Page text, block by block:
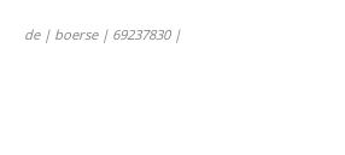
de | boerse | 69237830 |